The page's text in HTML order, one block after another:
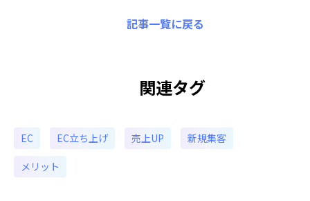
記事一覧に戻る
関連タグ
EC EC立ち上げ 売上UP 新規集客
メリット